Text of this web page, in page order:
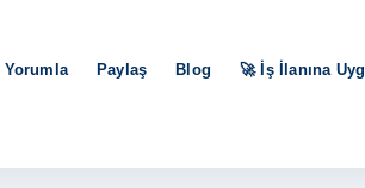
Yorumla Paylaş Blog 🚀 İş İlanına